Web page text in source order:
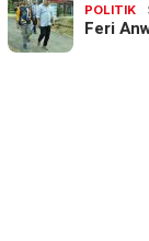
POLITIK
Feri